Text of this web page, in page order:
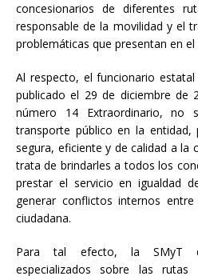
concesionarios de diferentes
responsable de la movilidad y el
problemáticas que presentan en el
Al respecto, el funcionario
publicado el 29 de diciembre de
número 14 Extraordinario, no
transporte público en la entidad,
segura, eficiente y de calidad a la
trata de brindarles a todos los
prestar el servicio en igualdad
generar conflictos internos
ciudadana.
Para tal efecto, la SMyT
especializados sobre las